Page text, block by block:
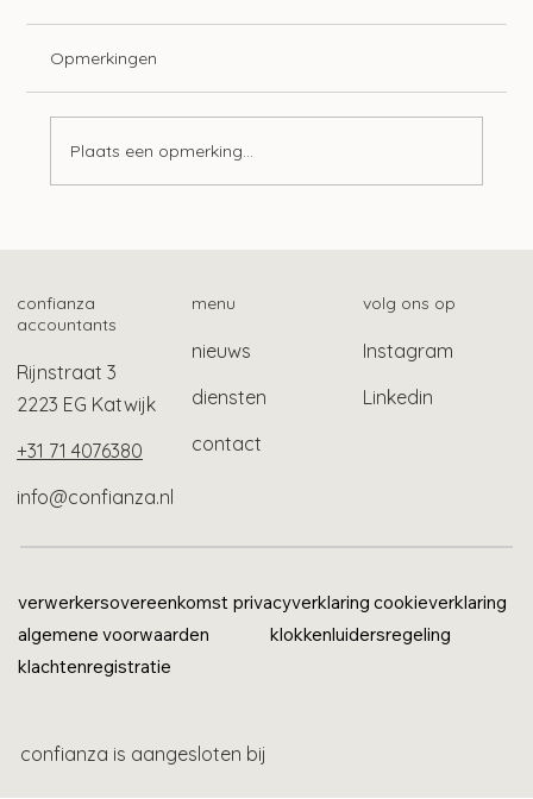
Opmerkingen
Plaats een opmerking...
confianza
accountants
Rijnstraat 3
2223 EG Katwijk
+31 71 4076380
info@confianza.nl
menu
nieuws
diensten
contact
volg ons op
Instagram
Linkedin
verwerkersovereenkomst privacyverklaring cookieverklaring
algemene voorwaarden
klokkenluidersregeling
klachtenregistratie
confianza is aangesloten bij